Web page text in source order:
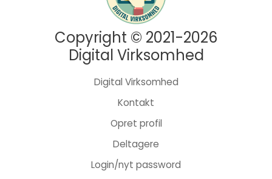
Copyright © 2021-2026
Digital Virksomhed
Digital Virksomhed
Kontakt
Opret profil
Deltagere
Login/nyt password